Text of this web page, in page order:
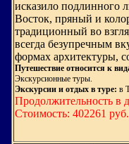
исказило подлинного
Восток, пряный и
традиционный во
всегда безупречным
формах архитектуры,
Путешествие относится к
Экскурсионные туры.
Экскурсии и отдых в туре: в
Продолжительность в
Стоимость: 402261